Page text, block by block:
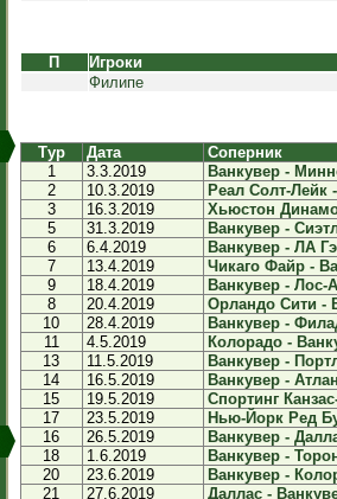
П
Игроки
Филипе
Тур Дата
Соперник
1
3.3.2019
Ванкувер -
2
10.3.2019
Реал Солт-Лейк
3
16.3.2019
Хьюстон
5
31.3.2019
Ванкувер -
6
6.4.2019
Ванкувер - ЛА
7
13.4.2019
Чикаго Файр -
9
18.4.2019
Ванкувер - Лос-
8
20.4.2019
Орландо Сити -
10
28.4.2019
Ванкувер -
11
4.5.2019
Колорадо -
13
11.5.2019
Ванкувер -
14
16.5.2019
Ванкувер -
15
19.5.2019
Спортинг
17
23.5.2019
Нью-Йорк Ред
16
26.5.2019
Ванкувер -
18
1.6.2019
Ванкувер -
20
23.6.2019
Ванкувер -
21
27.6.2019
Даллас -